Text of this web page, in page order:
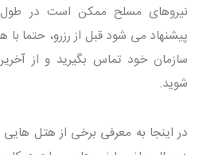
نیروهای مسلح ممکن است در طول
پیشنهاد می شود قبل از رزرو، حتما با
سازمان خود تماس بگیرید و از
شوید.
در اینجا به معرفی برخی از هتل